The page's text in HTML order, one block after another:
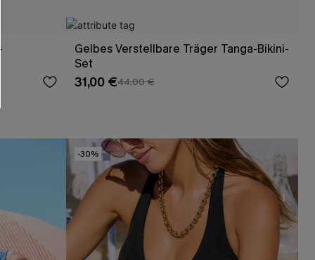
Gelbes Verstellbare Träger Tanga-Bikini-
Set
31,00 €44,00 €
-30%